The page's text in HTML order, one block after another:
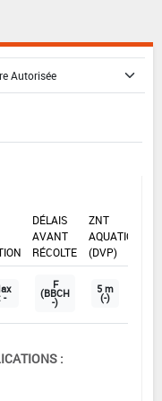
DÉLAIS
AVANT
RÉCOLTE
ZNT
AQUATIQUE
(DVP)
-
F
(BBCH
-)
5 m
(-)
: